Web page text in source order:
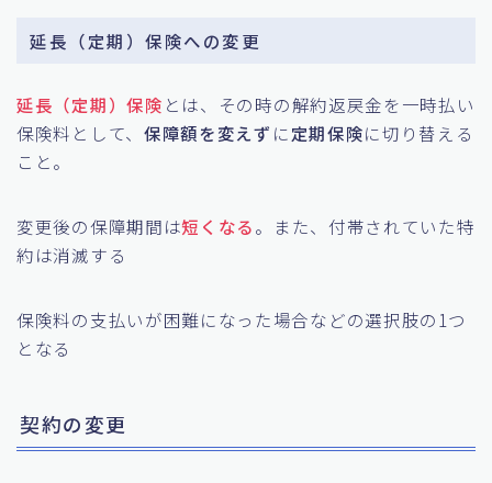
延長（定期）保険への変更
延長（定期）保険 とは、その時の解約返戻金を一時払い
保険料として、 保障額を変えず に定期保険に切り替える
こと。
変更後の保障期間は短くなる。また、付帯されていた特
約は消滅する
保険料の支払いが困難になった場合などの選択肢の1つ
となる
契約の変更